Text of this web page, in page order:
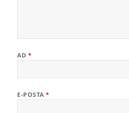
AD *
E-POSTA*